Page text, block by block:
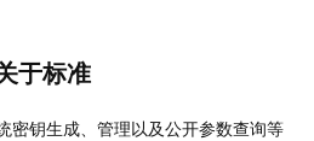
于标准
密钥生成、管理以及公开参数查询等